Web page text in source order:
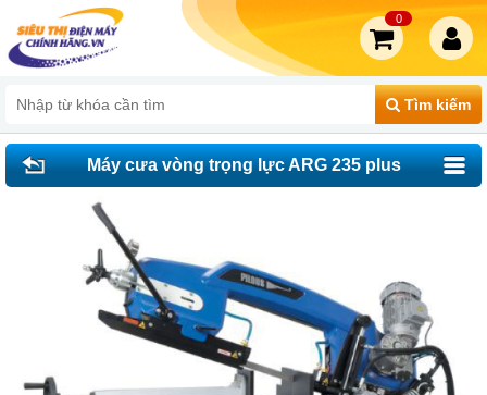
Tìm kiếm
0
Máy cưa vòng trọng lực ARG 235 plus